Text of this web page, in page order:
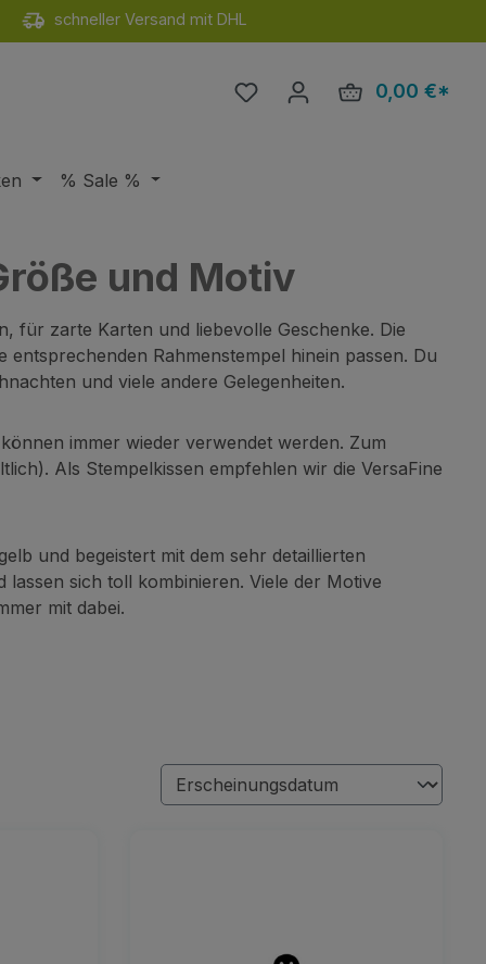
schneller Versand mit DHL
Du hast 0 Produkte auf
0,00 €*
% Sale %
und Motiv
für zarte Karten und liebevolle Geschenke. Die
entsprechenden Rahmenstempel hinein passen. Du
und viele andere Gelegenheiten.
immer wieder verwendet werden. Zum
Als Stempelkissen empfehlen wir die VersaFine
und begeistert mit dem sehr detaillierten
sich toll kombinieren. Viele der Motive
mit dabei.